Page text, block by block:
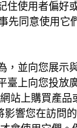
使用者偏好
同意使用它
，並向您展示
臺上向您投放
站上購買產
響您在訪問